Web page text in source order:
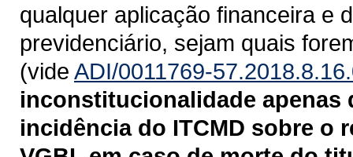
qualquer aplicação financeira e
previdenciário, sejam quais
(vide ADI/0011769-
inconstitucionalidade apenas
incidência do ITCMD sobre o